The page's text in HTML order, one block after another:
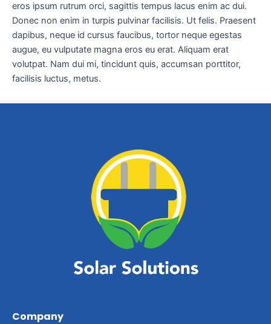
eros ipsum rutrum orci, sagittis tempus lacus enim ac dui.
Donec non enim in turpis pulvinar facilisis. Ut felis. Praesent
dapibus, neque id cursus faucibus, tortor neque egestas
augue, eu vulputate magna eros eu erat. Aliquam erat
volutpat. Nam dui mi, tincidunt quis, accumsan porttitor,
facilisis luctus, metus.
Company